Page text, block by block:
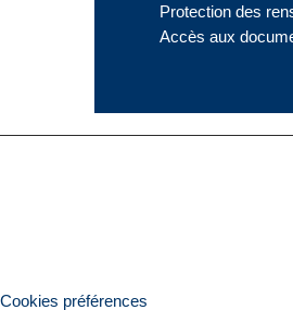
Protection des
Accès aux
Cookies préférences